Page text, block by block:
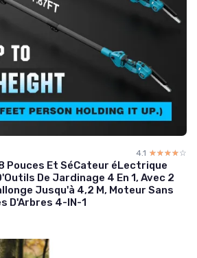
4.1 ☆☆☆☆☆
★★★★★
Pouces Et SéCateur éLectrique
De Jardinage 4 En 1, Avec 2
Jusqu'à 4,2 M, Moteur Sans
D'Arbres 4-IN-1